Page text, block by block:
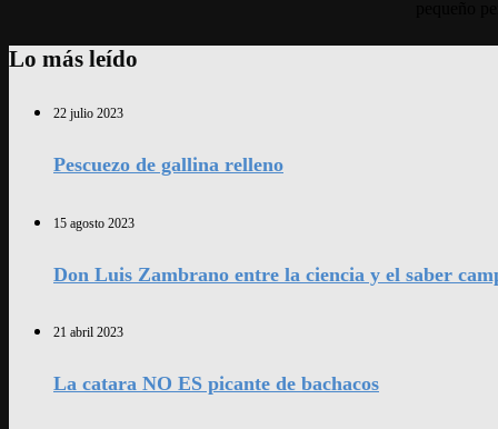
Lo más leído
22 julio 2023
Pescuezo de gallina relleno
15 agosto 2023
Don Luis Zambrano entre la ciencia y el saber
21 abril 2023
La catara NO ES picante de bachacos